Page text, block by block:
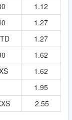
1.12
1.27
1.27
1.62
1.62
1.95
2.55